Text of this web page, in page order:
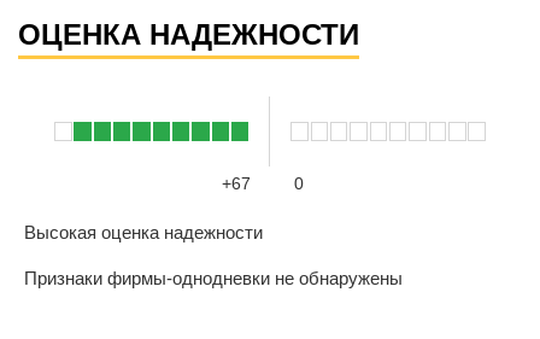
ОЦЕНКА НАДЕЖНОСТИ
+67 0
Высокая оценка надежности
Признаки фирмы-однодневки не обнаружены